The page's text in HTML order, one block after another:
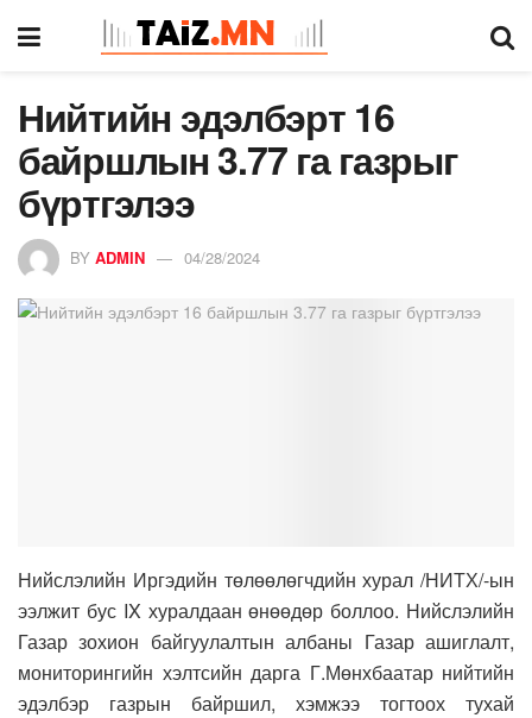
Нийтийн эдэлбэрт 16
байршлын 3.77 га газрыг
бүртгэлээ
BY ADMIN 04/28/2024
Нийслэлийн Иргэдийн төлөөлөгчдийн хурал /НИТХ/-ын
ээлжит бус IX хуралдаан өнөөдөр боллоо. Нийслэлийн
Газар зохион байгуулалтын албаны Газар ашиглалт,
мониторингийн хэлтсийн дарга Г.Мөнхбаатар нийтийн
эдэлбэр газрын байршил, хэмжээ тогтоох тухай